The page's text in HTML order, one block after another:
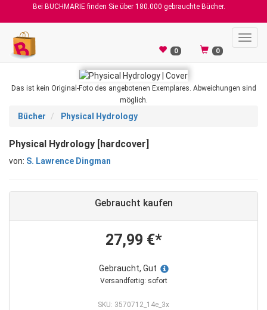
Bei BUCHMARIE finden Sie über 180.000 gebrauchte Bücher.
0 0
Das ist kein Original-Foto des angebotenen Exemplares. Abweichungen sind
möglich.
Bücher Physical Hydrology
Physical Hydrology [hardcover]
von: S. Lawrence Dingman
Gebraucht kaufen
27,99 €*
Gebraucht, Gut
Versandfertig: sofort
SKU: 3570712_14e_3x